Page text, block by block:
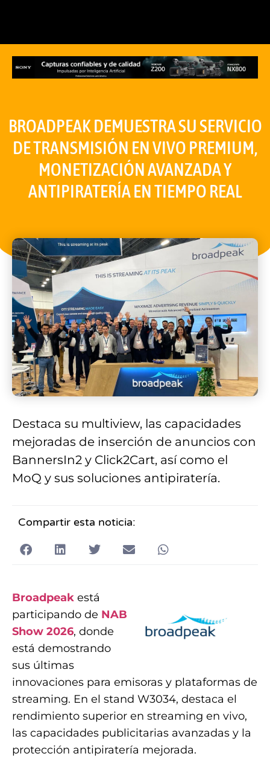
BROADPEAK DEMUESTRA SU SERVICIO
DE TRANSMISIÓN EN VIVO PREMIUM,
MONETIZACIÓN AVANZADA Y
ANTIPIRATERÍA EN TIEMPO REAL
Destaca su multiview, las capacidades
mejoradas de inserción de anuncios con
BannersIn2 y Click2Cart, así como el
MoQ y sus soluciones antipiratería.
Compartir esta noticia:
Broadpeak está
participando de NAB
Show 2026, donde
está demostrando
sus últimas
innovaciones para emisoras y plataformas de
streaming. En el stand W3034, destaca el
rendimiento superior en streaming en vivo,
las capacidades publicitarias avanzadas y la
protección antipiratería mejorada.